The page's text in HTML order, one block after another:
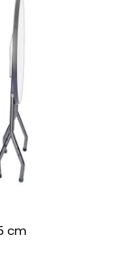
cm